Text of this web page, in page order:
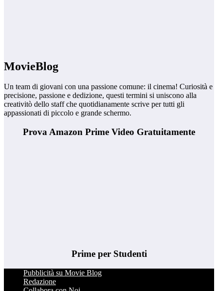
MovieBlog
Un team di giovani con una passione comune: il cinema! Curiosità e
precisione, passione e dedizione, questi termini si uniscono alla
creativitò dello staff che quotidianamente scrive per tutti gli
appassionati di piccolo e grande schermo.
Prova Amazon Prime Video Gratuitamente
Prime per Studenti
Pubblicità su Movie Blog
Redazione